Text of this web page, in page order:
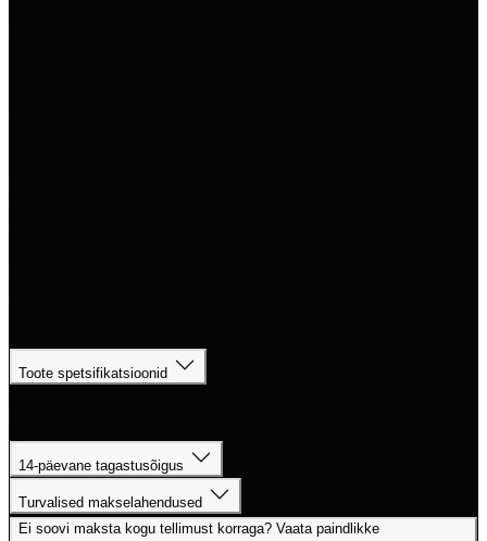
Toote spetsifikatsioonid
14-päevane tagastusõigus
Turvalised makselahendused
Ei soovi maksta kogu tellimust korraga? Vaata paindlikke